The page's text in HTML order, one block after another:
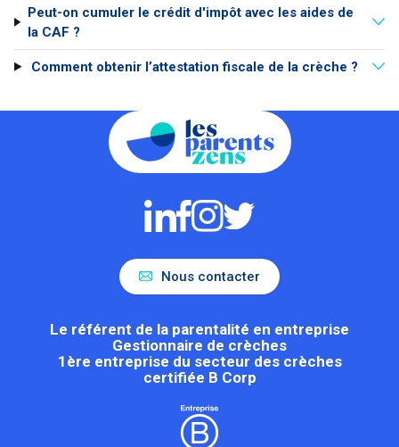
Peut-on cumuler le crédit d'impôt avec les aides de
la CAF ?
Comment obtenir l’attestation fiscale de la crèche ?
Nous contacter
Le référent de la parentalité en entreprise
Gestionnaire de crèches
1ère entreprise du secteur des crèches
certifiée B Corp